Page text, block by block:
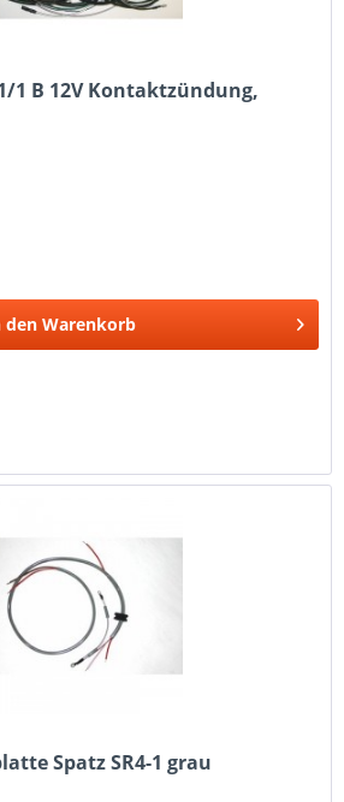
1 B 12V Kontaktzündung,
den Warenkorb
Spatz SR4-1 grau